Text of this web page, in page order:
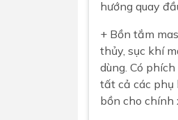
hướng quay
+ Bồn tắm
thủy, sục khí
dùng. Có
tất cả các phụ
bồn cho chính